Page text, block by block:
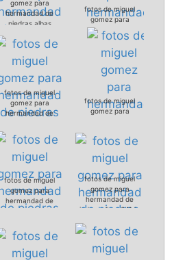
gomez para
hermandad de
piedras albas
fotos de miguel
gomez para
hermandad de
piedras albas
035.jpg
fotos de miguel
gomez para
hermandad de
fotos de miguel
gomez para
038.jpg
fotos de miguel
gomez para
hermandad de
piedras albas
fotos de miguel
gomez para
hermandad de
piedras albas 041.jpg